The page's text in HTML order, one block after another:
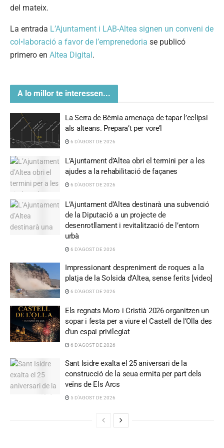
del mateix.
La entrada L’Ajuntament i LAB-Altea signen un conveni de
col•laboració a favor de l’emprenedoria se publicó
primero en Altea Digital.
A lo millor te interessen...
La Serra de Bèrnia amenaça de tapar l’eclipsi
als alteans. Prepara’t per vore’l
6 D'AGOST DE 2026
L’Ajuntament d’Altea obri el termini per a les
ajudes a la rehabilitació de façanes
6 D'AGOST DE 2026
L’Ajuntament d’Altea destinarà una subvenció
de la Diputació a un projecte de
desenrotllament i revitalització de l’entorn
urbà
6 D'AGOST DE 2026
Impressionant despreniment de roques a la
platja de la Solsida d’Altea, sense ferits [video]
6 D'AGOST DE 2026
Els regnats Moro i Cristià 2026 organitzen un
sopar i festa per a viure el Castell de l’Olla des
d’un espai privilegiat
6 D'AGOST DE 2026
Sant Isidre exalta el 25 aniversari de la
construcció de la seua ermita per part dels
veïns de Els Arcs
5 D'AGOST DE 2026